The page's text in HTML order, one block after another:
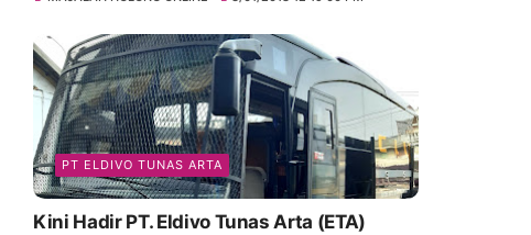
PT ELDIVO TUNAS ARTA
Kini Hadir PT. Eldivo Tunas Arta (ETA)